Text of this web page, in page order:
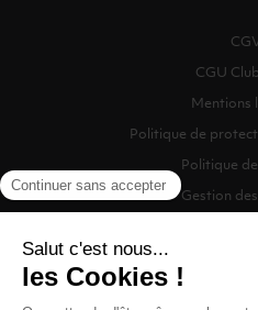
CGU
Mentions
Politique de
Politique
Gestion
©2026 Munhowen Drinx